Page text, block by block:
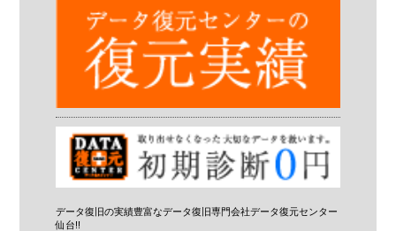
データ復旧の実績豊富なデータ復旧専門会社データ復元センター
仙台!!